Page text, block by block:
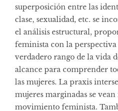
superposición entre las
clase, sexualidad, etc. se
el análisis estructural,
feminista con la perspectiva
verdadero rango de la vida
alcance para comprender
las mujeres. La praxis
mujeres marginadas se
movimiento feminista.